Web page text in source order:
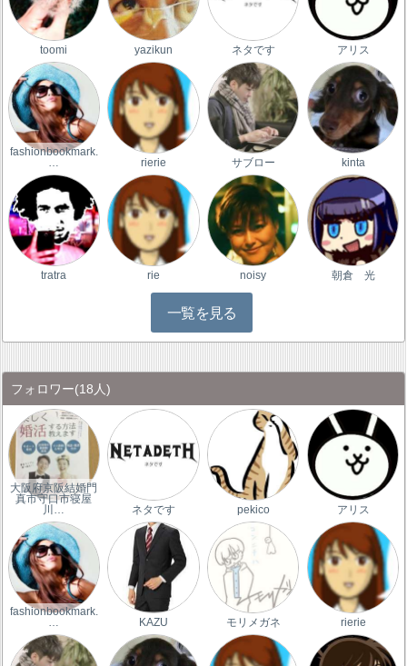
toomi yazikun ネタです アリス
fashionbookmark.
rierie サブロー kinta
tratra rie noisy 朝倉 光
一覧を見る
フォロワー(18人)
大阪府京阪結婚門
真市守口市寝屋
川…
ネタです pekico アリス
fashionbookmark.
KAZU モリメガネ rierie